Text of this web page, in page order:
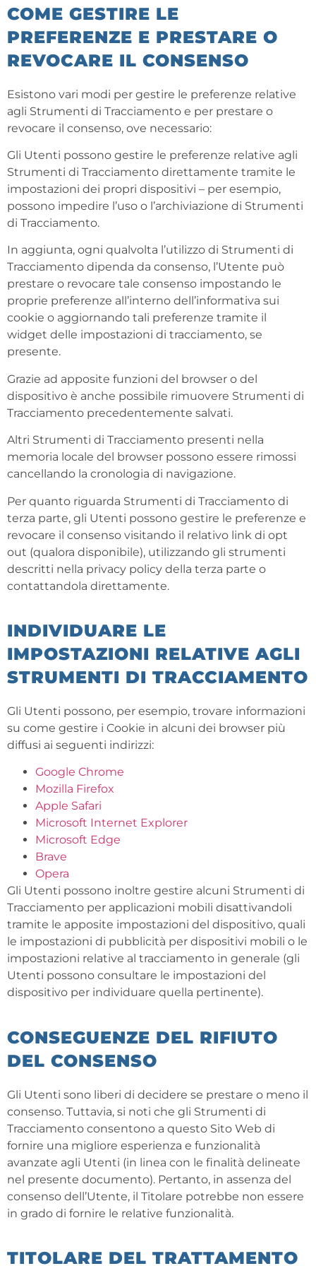
COME GESTIRE LE
PREFERENZE E PRESTARE O
REVOCARE IL CONSENSO
Esistono vari modi per gestire le preferenze relative
agli Strumenti di Tracciamento e per prestare o
revocare il consenso, ove necessario:
Gli Utenti possono gestire le preferenze relative agli
Strumenti di Tracciamento direttamente tramite le
impostazioni dei propri dispositivi – per esempio,
possono impedire l’uso o l’archiviazione di Strumenti
di Tracciamento.
In aggiunta, ogni qualvolta l’utilizzo di Strumenti di
Tracciamento dipenda da consenso, l’Utente può
prestare o revocare tale consenso impostando le
proprie preferenze all’interno dell’informativa sui
cookie o aggiornando tali preferenze tramite il
widget delle impostazioni di tracciamento, se
presente.
Grazie ad apposite funzioni del browser o del
dispositivo è anche possibile rimuovere Strumenti di
Tracciamento precedentemente salvati.
Altri Strumenti di Tracciamento presenti nella
memoria locale del browser possono essere rimossi
cancellando la cronologia di navigazione.
Per quanto riguarda Strumenti di Tracciamento di
terza parte, gli Utenti possono gestire le preferenze e
revocare il consenso visitando il relativo link di opt
out (qualora disponibile), utilizzando gli strumenti
descritti nella privacy policy della terza parte o
contattandola direttamente.
INDIVIDUARE LE
IMPOSTAZIONI RELATIVE AGLI
STRUMENTI DI TRACCIAMENTO
Gli Utenti possono, per esempio, trovare informazioni
su come gestire i Cookie in alcuni dei browser più
diffusi ai seguenti indirizzi:
Google Chrome
Mozilla Firefox
Apple Safari
Microsoft Internet Explorer
Microsoft Edge
Brave
Opera
Gli Utenti possono inoltre gestire alcuni Strumenti di
Tracciamento per applicazioni mobili disattivandoli
tramite le apposite impostazioni del dispositivo, quali
le impostazioni di pubblicità per dispositivi mobili o le
impostazioni relative al tracciamento in generale (gli
Utenti possono consultare le impostazioni del
dispositivo per individuare quella pertinente).
CONSEGUENZE DEL RIFIUTO
DEL CONSENSO
Gli Utenti sono liberi di decidere se prestare o meno il
consenso. Tuttavia, si noti che gli Strumenti di
Tracciamento consentono a questo Sito Web di
fornire una migliore esperienza e funzionalità
avanzate agli Utenti (in linea con le finalità delineate
nel presente documento). Pertanto, in assenza del
consenso dell’Utente, il Titolare potrebbe non essere
in grado di fornire le relative funzionalità.
TITOLARE DEL TRATTAMENTO